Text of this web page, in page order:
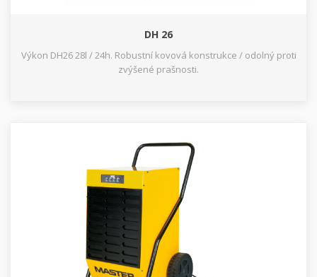
DH 26
Výkon DH26 28l / 24h. Robustní kovová konstrukce / odolný proti
zvýšené prašnosti.